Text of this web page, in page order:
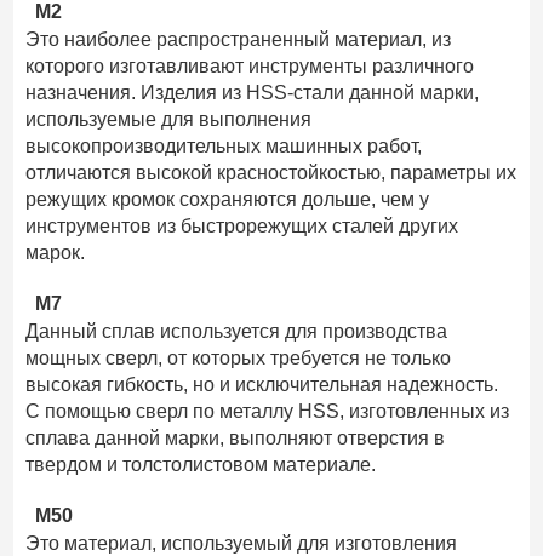
М2
Это наиболее распространенный материал, из
которого изготавливают инструменты различного
назначения. Изделия из HSS-стали данной марки,
используемые для выполнения
высокопроизводительных машинных работ,
отличаются высокой красностойкостью, параметры их
режущих кромок сохраняются дольше, чем у
инструментов из быстрорежущих сталей других
марок.
М7
Данный сплав используется для производства
мощных сверл, от которых требуется не только
высокая гибкость, но и исключительная надежность.
С помощью сверл по металлу HSS, изготовленных из
сплава данной марки, выполняют отверстия в
твердом и толстолистовом материале.
М50
Это материал, используемый для изготовления